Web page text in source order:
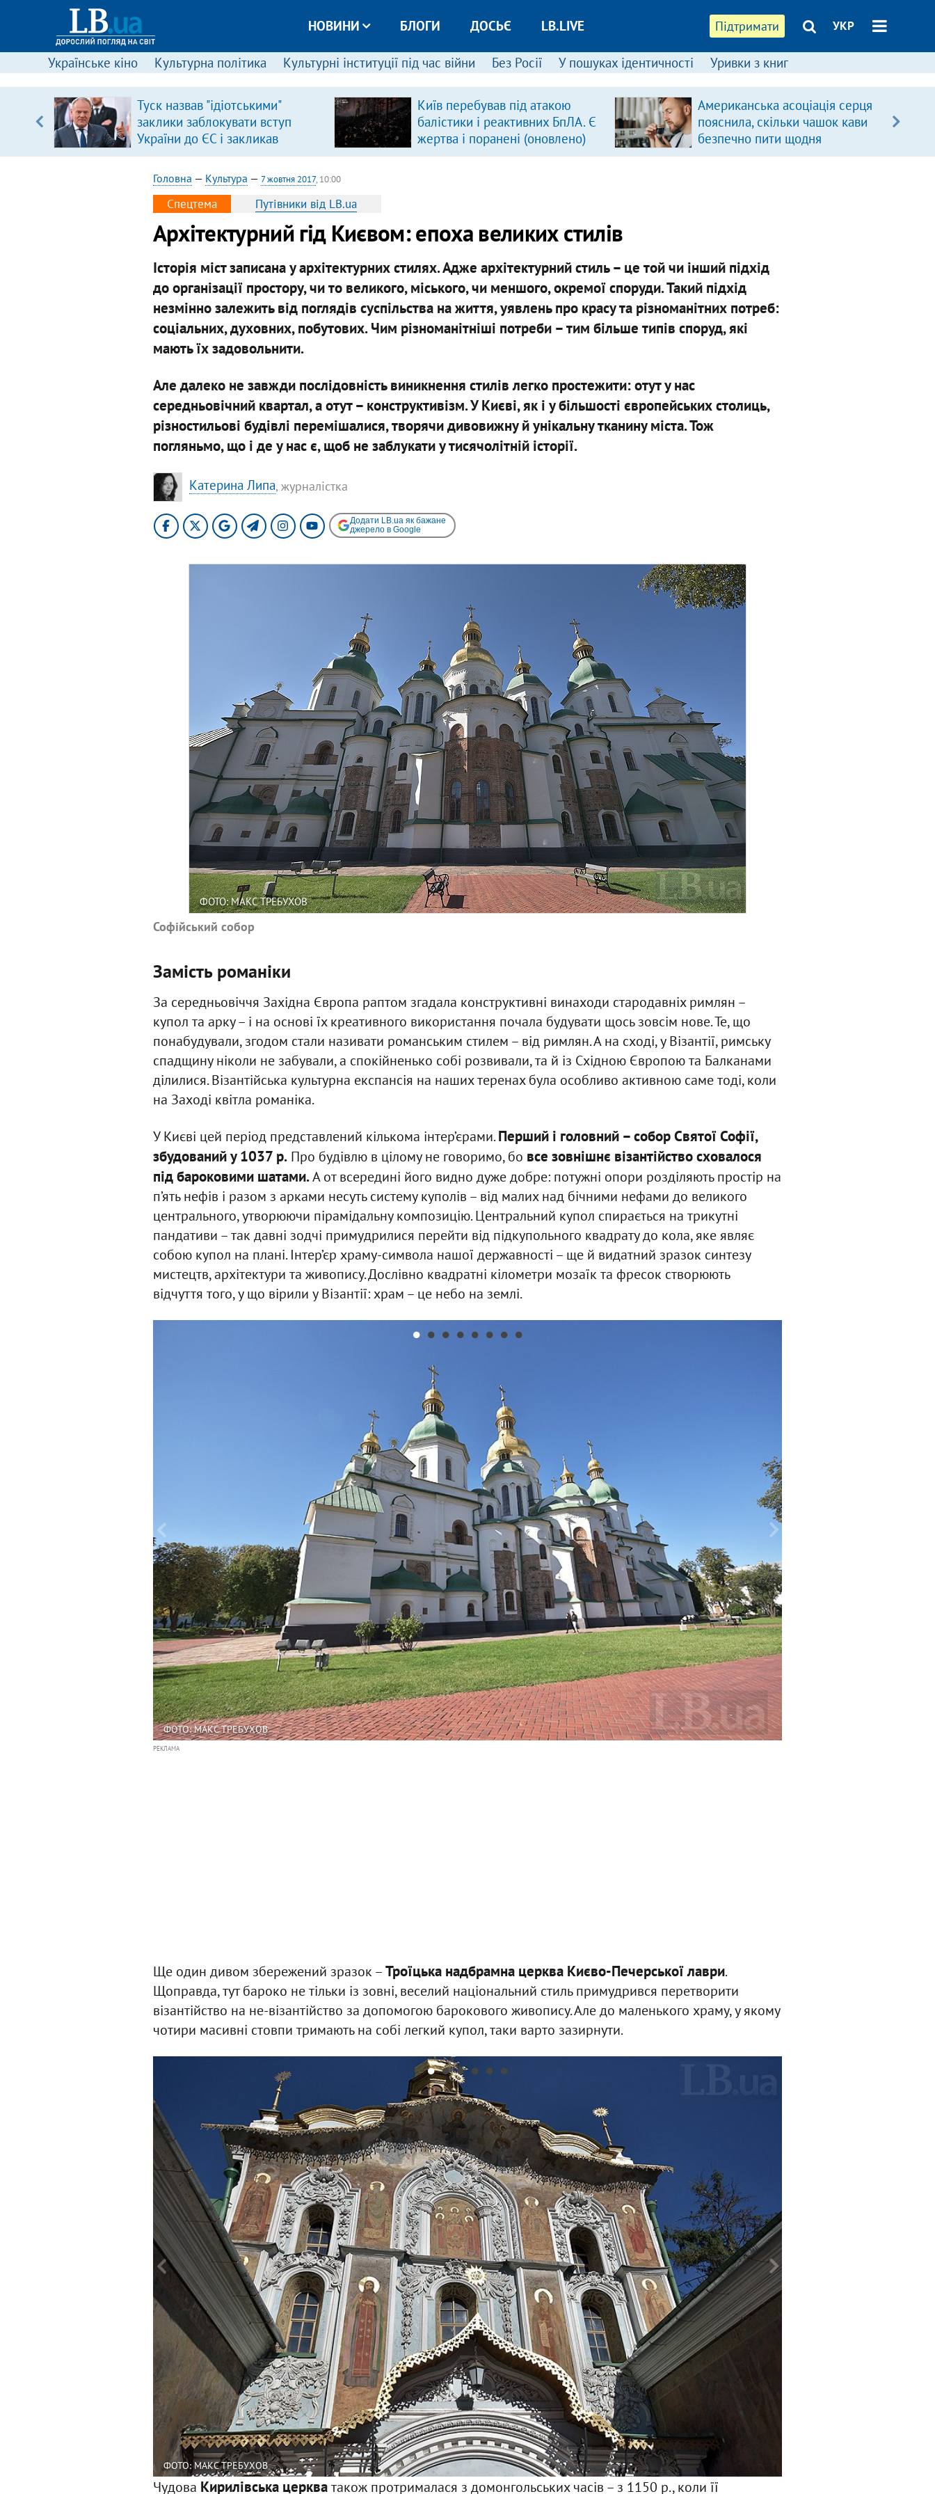
Підтримати УКР
НОВИНИ БЛОГИ ДОСЬЄ LB.LIVE
Українське кіно Культурна політика Культурні інституції під час війни Без Росії У пошуках ідентичності Уривки з книг
Туск назвав "ідіотськими"
заклики заблокувати вступ
України до ЄС і закликав
припинити антиукраїнську
риторику
Київ перебував під атакою
балістики і реактивних БпЛА. Є
жертва і поранені (оновлено)
Американська асоціація серця
пояснила, скільки чашок кави
безпечно пити щодня
Головна — Культура — 7 жовтня 2017, 10:00
Спецтема Путівники від LB.ua
Архітектурний гід Києвом: епоха великих стилів
Історія міст записана у архітектурних стилях. Адже архітектурний стиль – це той чи інший підхід
до організації простору, чи то великого, міського, чи меншого, окремої споруди. Такий підхід
незмінно залежить від поглядів суспільства на життя, уявлень про красу та різноманітних потреб:
соціальних, духовних, побутових. Чим різноманітніші потреби – тим більше типів споруд, які
мають їх задовольнити.
Але далеко не завжди послідовність виникнення стилів легко простежити: отут у нас
середньовічний квартал, а отут – конструктивізм. У Києві, як і у більшості європейських столиць,
різностильові будівлі перемішалися, творячи дивовижну й унікальну тканину міста. Тож
погляньмо, що і де у нас є, щоб не заблукати у тисячолітній історії.
Катерина Липа, журналістка
Додати LB.ua як бажане
джерело в Google
ФОТО: МАКС ТРЕБУХОВ
Софійський собор
Замість романіки
За середньовіччя Західна Європа раптом згадала конструктивні винаходи стародавніх римлян –
купол та арку – і на основі їх креативного використання почала будувати щось зовсім нове. Те, що
понабудували, згодом стали називати романським стилем – від римлян. А на сході, у Візантії, римську
спадщину ніколи не забували, а спокійненько собі розвивали, та й із Східною Європою та Балканами
ділилися. Візантійська культурна експансія на наших теренах була особливо активною саме тоді, коли
на Заході квітла романіка.
У Києві цей період представлений кількома інтер’єрами.Перший і головний – собор Святої Софії,
збудований у 1037 р.Про будівлю в цілому не говоримо, бо все зовнішнє візантійство сховалося
під бароковими шатами.А от всередині його видно дуже добре: потужні опори розділяють простір на
п’ять нефів і разом з арками несуть систему куполів – від малих над бічними нефами до великого
центрального, утворюючи пірамідальну композицію. Центральний купол спирається на трикутні
пандативи – так давні зодчі примудрилися перейти від підкупольного квадрату до кола, яке являє
собою купол на плані. Інтер’єр храму-символа нашої державності – ще й видатний зразок синтезу
мистецтв, архітектури та живопису. Дослівно квадратні кілометри мозаїк та фресок створюють
відчуття того, у що вірили у Візантії: храм – це небо на землі.
ФОТО: МАКС ТРЕБУХОВ
РЕКЛАМА
Ще один дивом збережений зразок –Троїцька надбрамна церква Києво-Печерської лаври.
Щоправда, тут бароко не тільки із зовні, веселий національний стиль примудрився перетворити
візантійство на не-візантійство за допомогою барокового живопису. Але до маленького храму, у якому
чотири масивні стовпи тримають на собі легкий купол, таки варто зазирнути.
ФОТО: МАКС ТРЕБУХОВ
Чудова Кирилівська церкватакож протрималася з домонгольських часів – з 1150 р., коли її